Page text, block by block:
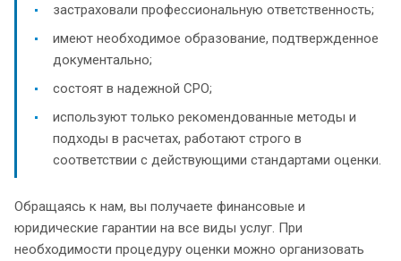
застраховали профессиональную ответственность;
имеют необходимое образование, подтвержденное
документально;
состоят в надежной СРО;
используют только рекомендованные методы и
подходы в расчетах, работают строго в
соответствии с действующими стандартами оценки.
Обращаясь к нам, вы получаете финансовые и
юридические гарантии на все виды услуг. При
необходимости процедуру оценки можно организовать